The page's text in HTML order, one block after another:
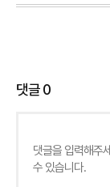
댓글0